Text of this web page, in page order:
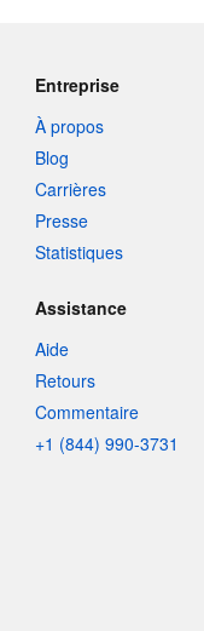
Entreprise
À propos
Blog
Carrières
Presse
Statistiques
Assistance
Aide
Retours
Commentaire
+1 (844) 990-3731